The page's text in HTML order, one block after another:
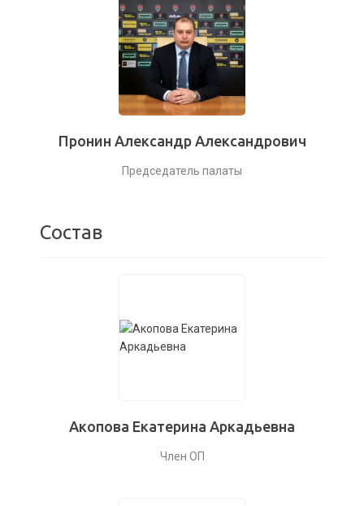
Пронин Александр Александрович
Председатель палаты
Состав
Акопова Екатерина Аркадьевна
Член ОП